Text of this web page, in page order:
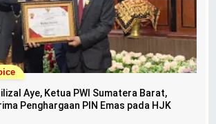
Aye, Ketua PWI Sumatera Barat,
Penghargaan PIN Emas pada HJK